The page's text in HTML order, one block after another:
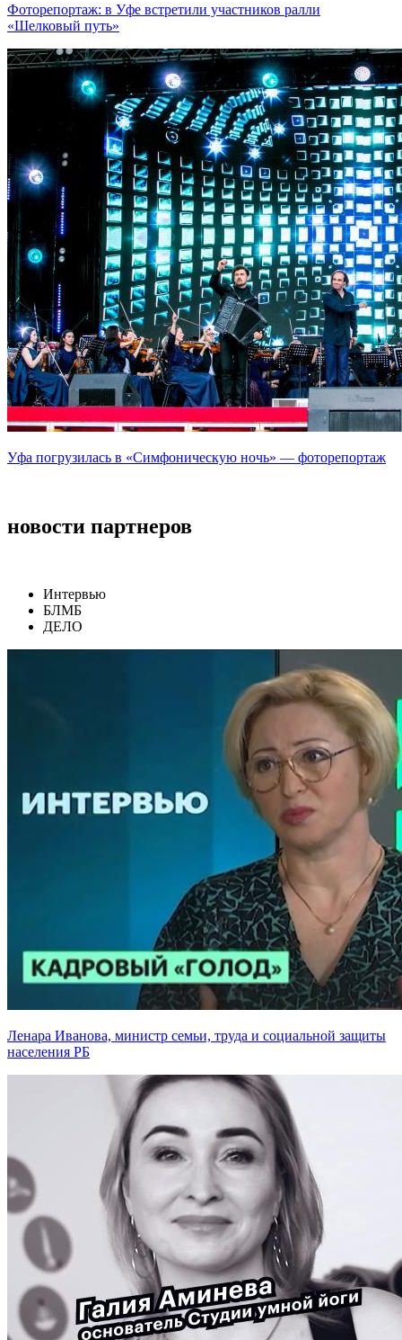
Фоторепортаж: в Уфе встретили участников ралли
«Шелковый путь»
Уфа погрузилась в «Симфоническую ночь» — фоторепортаж
новости партнеров
Интервью
БЛМБ
ДЕЛО
Ленара Иванова, министр семьи, труда и социальной защиты
населения РБ